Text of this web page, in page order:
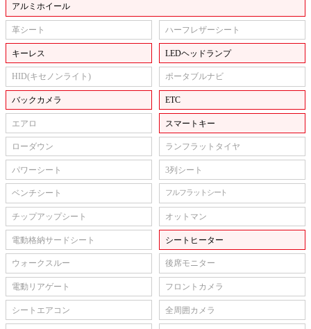
アルミホイール
革シート ハーフレザーシート
キーレス LEDヘッドランプ
HID(キセノンライト) ポータブルナビ
バックカメラ ETC
エアロ スマートキー
ローダウン ランフラットタイヤ
パワーシート 3列シート
ベンチシート フルフラットシート
チップアップシート オットマン
電動格納サードシート シートヒーター
ウォークスルー 後席モニター
電動リアゲート フロントカメラ
シートエアコン 全周囲カメラ